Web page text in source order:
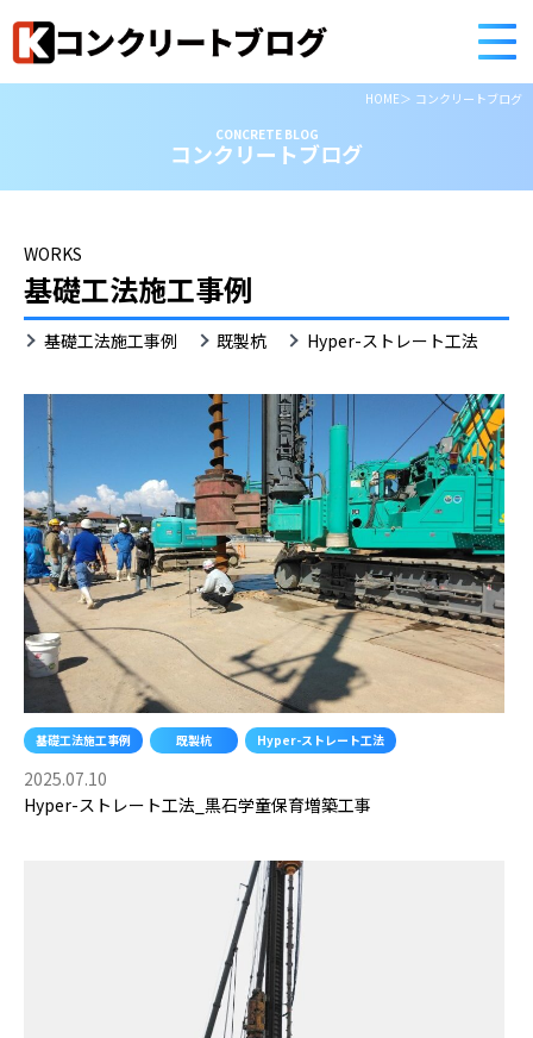
CONCRETE BLOG
コンクリートブログ
HOME コンクリートブログ
WORKS
基礎工法施工事例
Hyper-
ス
法
基礎工法施工事例 既製杭 Hyper-ストレート工法
基礎工法施工事例 既製杭 Hyper-ストレート工法
2025.07.10
Hyper-ストレート工法_黒石学童保育増築工事